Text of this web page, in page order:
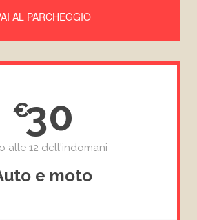
AL PARCHEGGIO
30
alle 12 dell'indomani
e moto